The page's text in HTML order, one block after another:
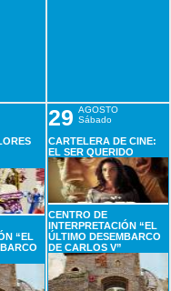
“EL
29 AGOSTO
Sábado
CARTELERA DE CINE:
EL SER QUERIDO
CENTRO DE
INTERPRETACIÓN “EL
ÚLTIMO DESEMBARCO
DE CARLOS V”